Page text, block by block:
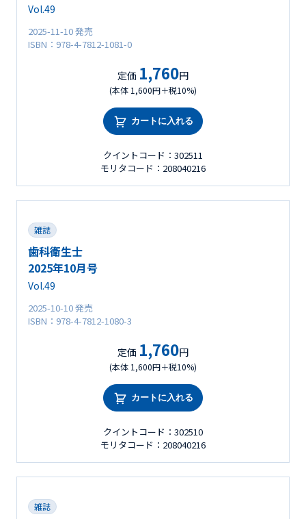
Vol.49
2025-11-10 発売
ISBN：978-4-7812-1081-0
定価 1,760円
(本体 1,600円＋税10%)
カートに入れる
クイントコード：302511
モリタコード：208040216
雑誌
歯科衛生士
2025年10月号
Vol.49
2025-10-10 発売
ISBN：978-4-7812-1080-3
定価 1,760円
(本体 1,600円＋税10%)
カートに入れる
クイントコード：302510
モリタコード：208040216
雑誌